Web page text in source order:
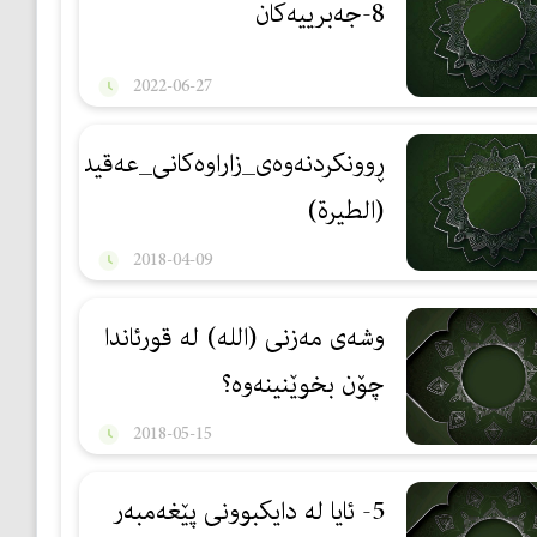
8-جەبرییەكان
2022-06-27
(الطیرة)
2018-04-09
وشه‌ی مه‌زنی (الله) له‌ قورئاندا
چۆن بخوێنینه‌وه‌؟
2018-05-15
5- ئایا له‌ دایكبوونی پێغه‌مبه‌ر